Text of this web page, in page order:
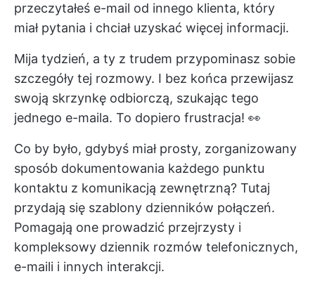
przeczytałeś e-mail od innego klienta, który
miał pytania i chciał uzyskać więcej informacji.
Mija tydzień, a ty z trudem przypominasz sobie
szczegóły tej rozmowy. I bez końca przewijasz
swoją skrzynkę odbiorczą, szukając tego
jednego e-maila. To dopiero frustracja! 👀
Co by było, gdybyś miał prosty, zorganizowany
sposób dokumentowania każdego punktu
kontaktu z komunikacją zewnętrzną? Tutaj
przydają się szablony dzienników połączeń.
Pomagają one prowadzić przejrzysty i
kompleksowy dziennik rozmów telefonicznych,
e-maili i innych interakcji.